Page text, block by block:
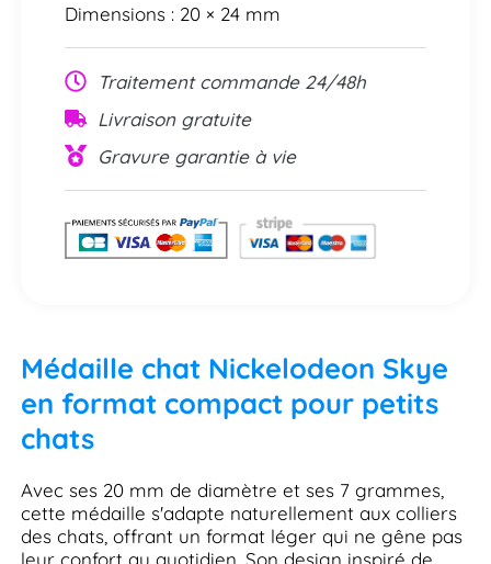
Dimensions : 20 × 24 mm
Traitement commande 24/48h
Livraison gratuite
Gravure garantie à vie
Médaille chat Nickelodeon Skye
en format compact pour petits
chats
Avec ses 20 mm de diamètre et ses 7 grammes,
cette médaille s'adapte naturellement aux colliers
des chats, offrant un format léger qui ne gêne pas